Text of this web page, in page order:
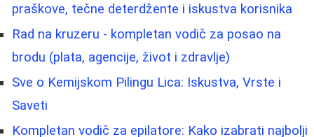
praškove, tečne deterdžente i iskustva korisnika
Rad na kruzeru - kompletan vodič za posao na
brodu (plata, agencije, život i zdravlje)
Sve o Kemijskom Pilingu Lica: Iskustva, Vrste i
Saveti
Kompletan vodič za epilatore: Kako izabrati najbolji